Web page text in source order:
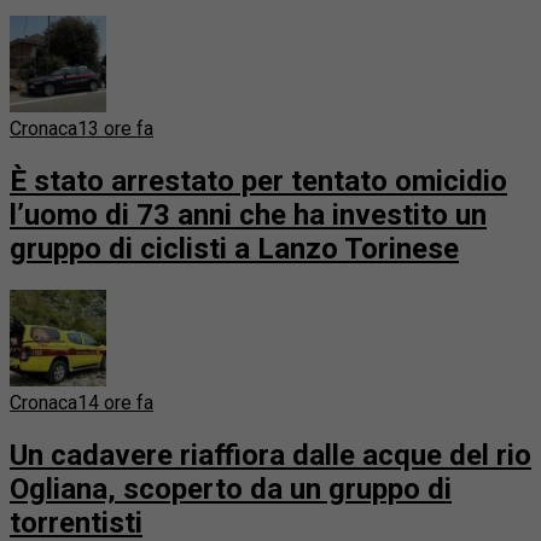
Cronaca13 ore fa
È stato arrestato per tentato omicidio
l’uomo di 73 anni che ha investito un
gruppo di ciclisti a Lanzo Torinese
Cronaca14 ore fa
Un cadavere riaffiora dalle acque del rio
Ogliana, scoperto da un gruppo di
torrentisti